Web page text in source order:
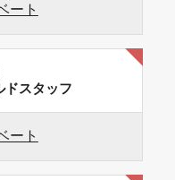
ート
ドスタッフ
ート